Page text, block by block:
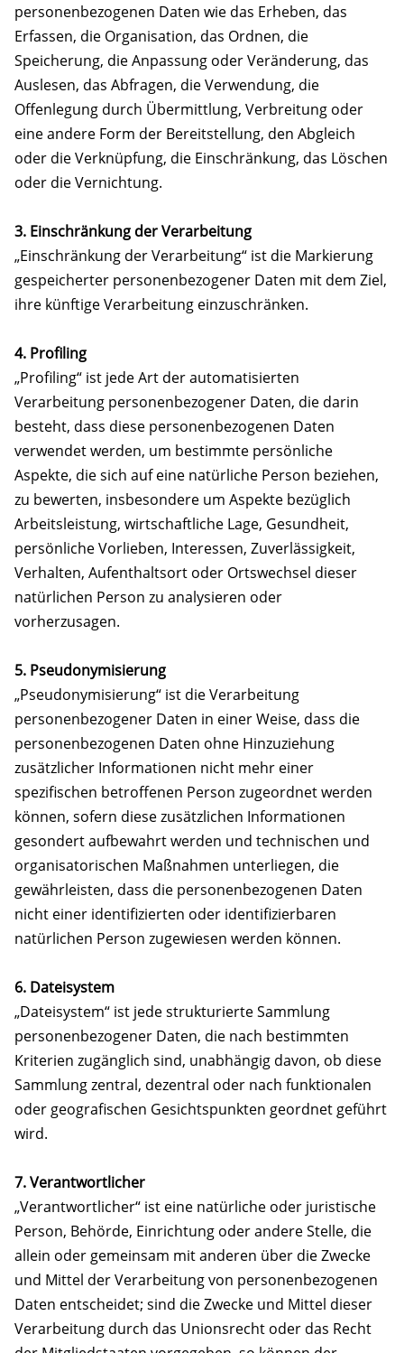
personenbezogenen Daten wie das Erheben, das
Erfassen, die Organisation, das Ordnen, die
Speicherung, die Anpassung oder Veränderung, das
Auslesen, das Abfragen, die Verwendung, die
Offenlegung durch Übermittlung, Verbreitung oder
eine andere Form der Bereitstellung, den Abgleich
oder die Verknüpfung, die Einschränkung, das Löschen
oder die Vernichtung.
3. Einschränkung der Verarbeitung
„Einschränkung der Verarbeitung“ ist die Markierung
gespeicherter personenbezogener Daten mit dem Ziel,
ihre künftige Verarbeitung einzuschränken.
4. Profiling
„Profiling“ ist jede Art der automatisierten
Verarbeitung personenbezogener Daten, die darin
besteht, dass diese personenbezogenen Daten
verwendet werden, um bestimmte persönliche
Aspekte, die sich auf eine natürliche Person beziehen,
zu bewerten, insbesondere um Aspekte bezüglich
Arbeitsleistung, wirtschaftliche Lage, Gesundheit,
persönliche Vorlieben, Interessen, Zuverlässigkeit,
Verhalten, Aufenthaltsort oder Ortswechsel dieser
natürlichen Person zu analysieren oder
vorherzusagen.
5. Pseudonymisierung
„Pseudonymisierung“ ist die Verarbeitung
personenbezogener Daten in einer Weise, dass die
personenbezogenen Daten ohne Hinzuziehung
zusätzlicher Informationen nicht mehr einer
spezifischen betroffenen Person zugeordnet werden
können, sofern diese zusätzlichen Informationen
gesondert aufbewahrt werden und technischen und
organisatorischen Maßnahmen unterliegen, die
gewährleisten, dass die personenbezogenen Daten
nicht einer identifizierten oder identifizierbaren
natürlichen Person zugewiesen werden können.
6. Dateisystem
„Dateisystem“ ist jede strukturierte Sammlung
personenbezogener Daten, die nach bestimmten
Kriterien zugänglich sind, unabhängig davon, ob diese
Sammlung zentral, dezentral oder nach funktionalen
oder geografischen Gesichtspunkten geordnet geführt
wird.
7. Verantwortlicher
„Verantwortlicher“ ist eine natürliche oder juristische
Person, Behörde, Einrichtung oder andere Stelle, die
allein oder gemeinsam mit anderen über die Zwecke
und Mittel der Verarbeitung von personenbezogenen
Daten entscheidet; sind die Zwecke und Mittel dieser
Verarbeitung durch das Unionsrecht oder das Recht